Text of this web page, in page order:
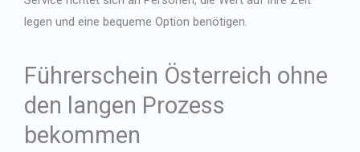
legen und eine bequeme Option benötigen.
Führerschein Österreich ohne
den langen Prozess
bekommen